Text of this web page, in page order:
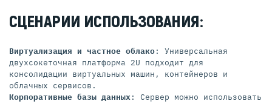
СЦЕНАРИИ ИСПОЛЬЗОВАНИЯ:
Виртуализация и частное облако: Универсальная
двухсокеточная платформа 2U подходит для
консолидации виртуальных машин, контейнеров и
облачных сервисов.
Корпоративные базы данных: Сервер можно использовать